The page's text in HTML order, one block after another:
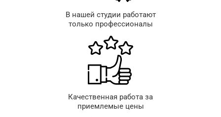
В нашей студии работают
только профессионалы
Качественная работа за
приемлемые цены